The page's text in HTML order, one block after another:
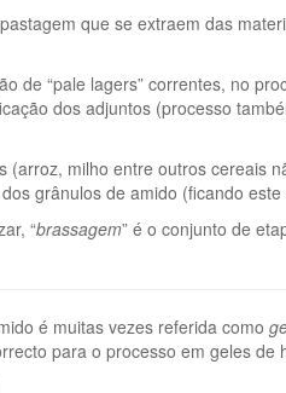
que se extraem das
de “pale lagers” correntes, no
dos adjuntos (processo
(arroz, milho entre outros cereais
grânulos de amido (ficando
“brassagem” é o conjunto de
é muitas vezes referida como
para o processo em geles de